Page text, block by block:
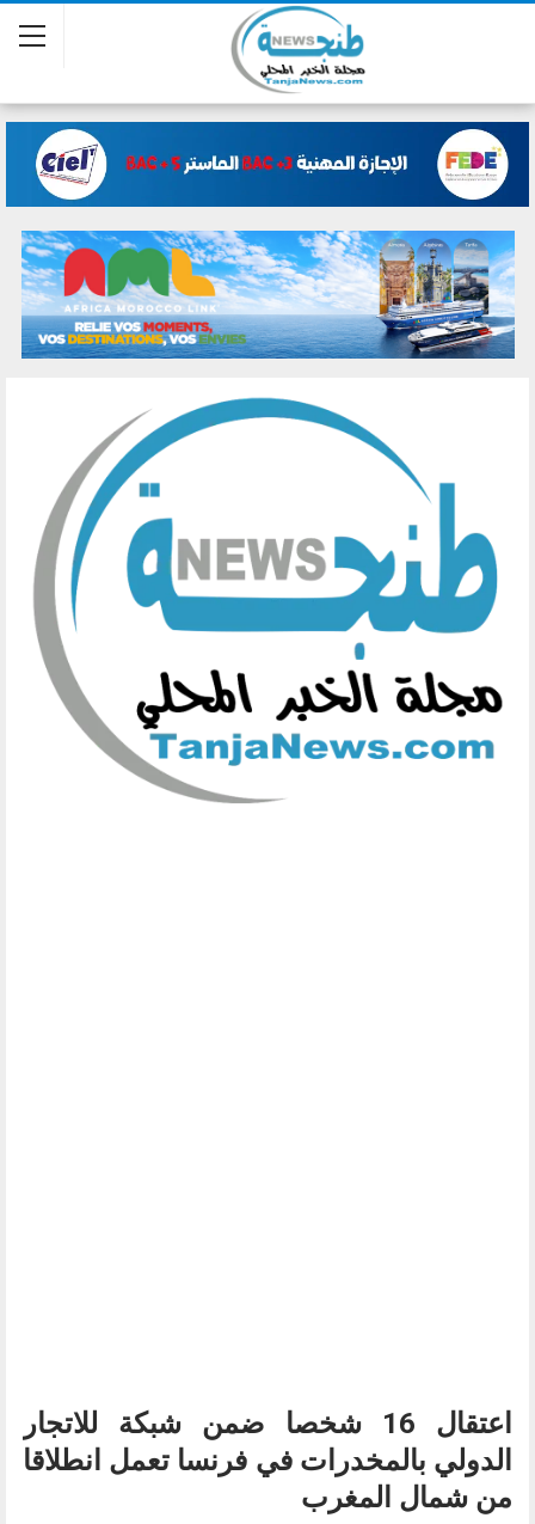
اعتقال 16 شخصا ضمن شبكة للاتجار
الدولي بالمخدرات في فرنسا تعمل انطلاقا
من شمال المغرب